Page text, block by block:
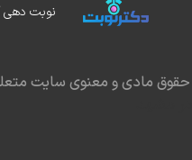
نوبت دهی
مادی و معنوی سایت